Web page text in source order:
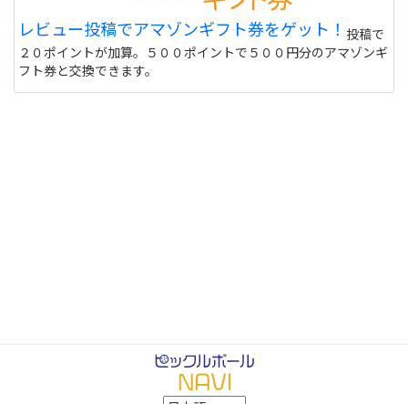
レビュー投稿でアマゾンギフト券をゲット！ 投稿で
２０ポイントが加算。５００ポイントで５００円分のアマゾンギ
フト券と交換できます。